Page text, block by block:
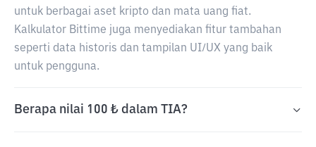
untuk berbagai aset kripto dan mata uang fiat.
Kalkulator Bittime juga menyediakan fitur tambahan
seperti data historis dan tampilan UI/UX yang baik
untuk pengguna.
Berapa nilai 100 ₺ dalam TIA?